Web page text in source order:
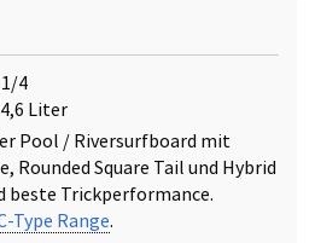
1/4
Liter
Pool / Riversurfboard mit
Rounded Square Tail und Hybrid
beste Trickperformance.
Type Range.